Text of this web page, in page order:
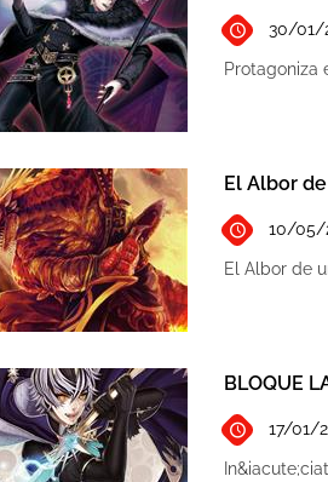
30/01/
Protagoniza
El Albor
10/05/
El Albor de
BLOQUE
17/01/